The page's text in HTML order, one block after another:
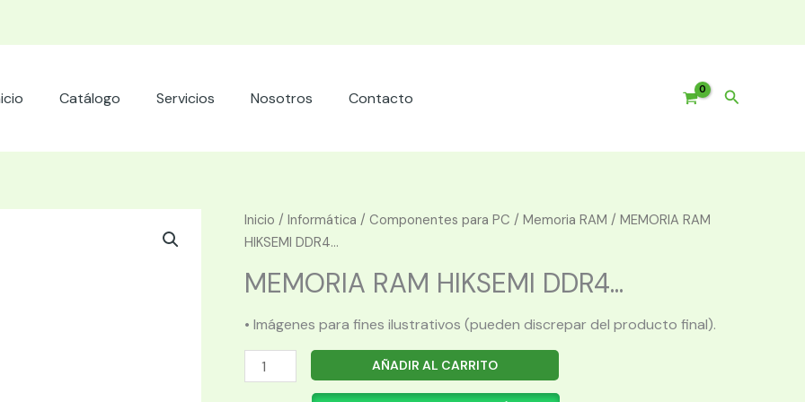
Catálogo Servicios Nosotros Contacto Buscar
Inicio / Informática / Componentes para PC / Memoria RAM / MEMORIA RAM
HIKSEMI DDR4...
MEMORIA RAM HIKSEMI DDR4...
• Imágenes para fines ilustrativos (pueden discrepar del producto final).
MEMORIA
RAM
AÑADIR AL CARRITO